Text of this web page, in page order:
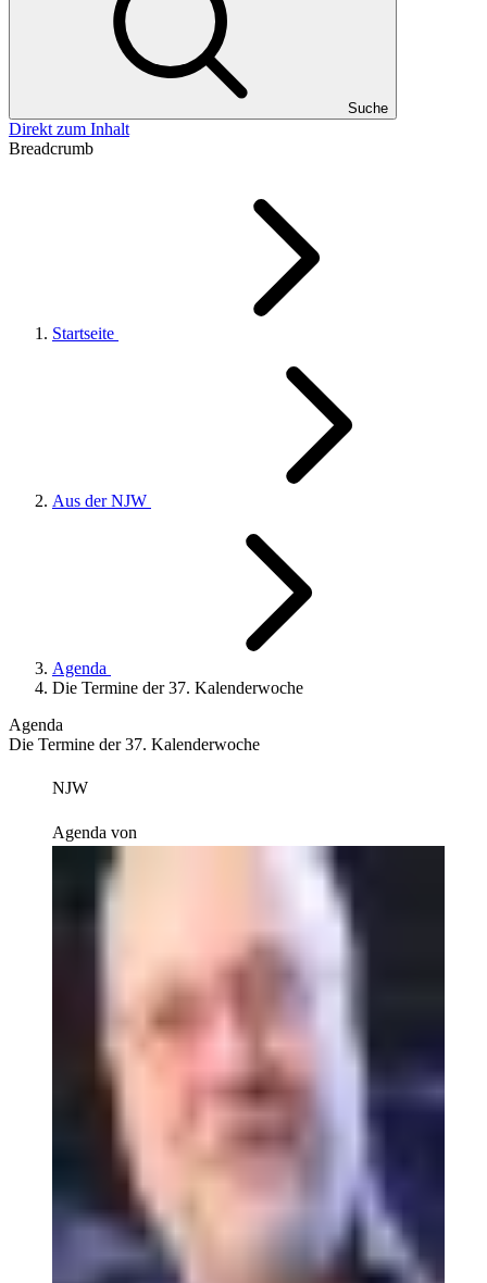
Suche
Direkt zum Inhalt
Breadcrumb
Startseite
Aus der NJW
Agenda
Die Termine der 37. Kalenderwoche
Agenda
Die Termine der 37. Kalenderwoche
NJW
Agenda von